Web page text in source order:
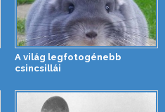
A világ legfotogénebb
csincsillái